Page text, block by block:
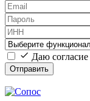
Даю
Отправить